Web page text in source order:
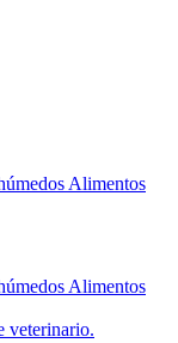
Alimentos
Alimentos
veterinario.